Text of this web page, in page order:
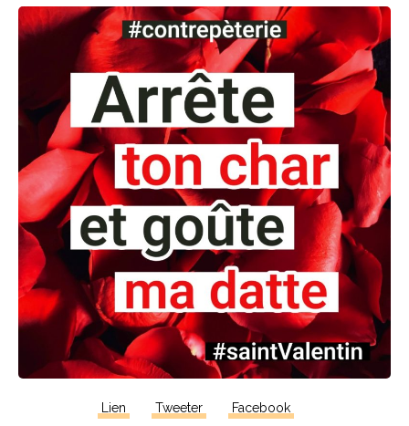
Lien Tweeter Facebook